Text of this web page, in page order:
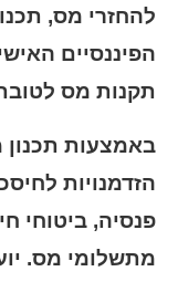
להחזרי מס,
הפיננסיים
תקנות מס
באמצעות תכנון
הזדמנויות
פנסיה, ביטוחי
מתשלומי מס.